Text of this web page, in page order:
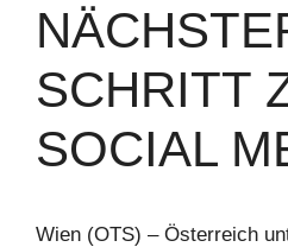
SCHRITT
SOCIAL
Wien (OTS) – Österreich